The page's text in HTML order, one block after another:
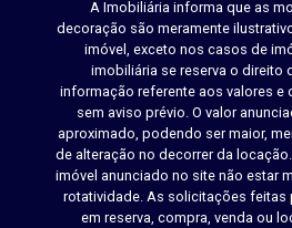
A Imobiliária informa que as
decoração são meramente
imóvel, exceto nos casos de
imobiliária se reserva o direito
informação referente aos valores e
sem aviso prévio. O valor
aproximado, podendo ser maior,
de alteração no decorrer da
imóvel anunciado no site não estar
rotatividade. As solicitações feitas
em reserva, compra, venda ou